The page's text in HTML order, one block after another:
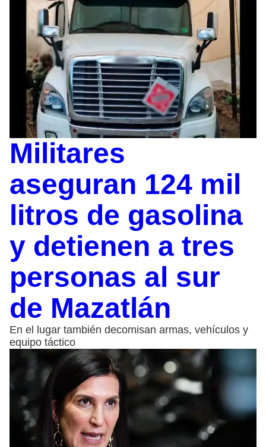
Militares
aseguran 124 mil
litros de gasolina
y detienen a tres
personas al sur
de Mazatlán
En el lugar también decomisan armas, vehículos y
equipo táctico